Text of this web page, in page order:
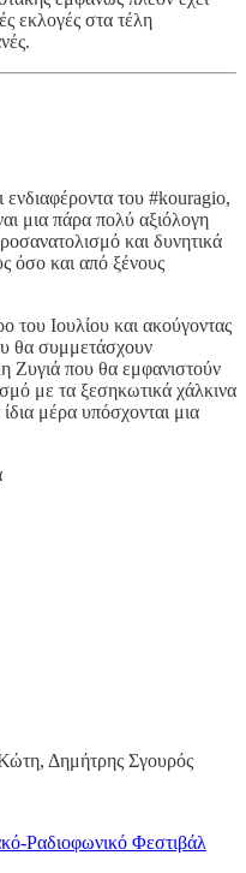
εκλογές στα τέλη
ενδιαφέροντα του #kouragio,
μια πάρα πολύ αξιόλογη
και δυνητικά
όσο και από ξένους
του Ιουλίου και ακούγοντας
θα συμμετάσχουν
Ζυγιά που θα εμφανιστούν
με τα ξεσηκωτικά χάλκινα
μέρα υπόσχονται μια
Δημήτρης Σγουρός
Ραδιοφωνικό Φεστιβάλ